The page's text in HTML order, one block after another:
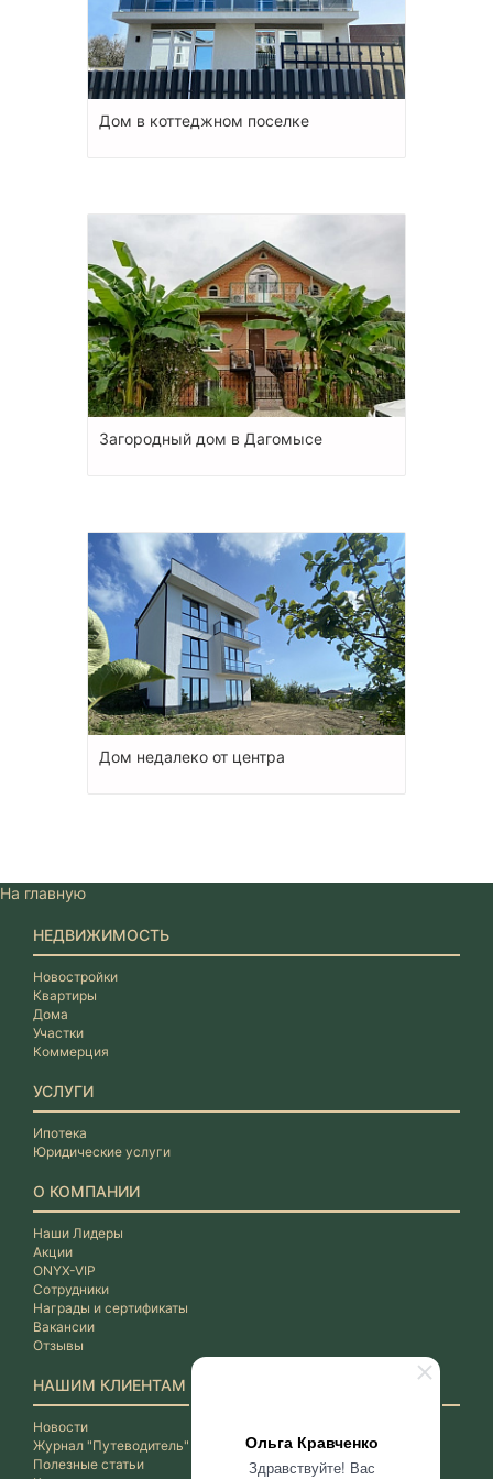
Ольга Кравченко
Здравствуйте! Вас
Дом в коттеджном поселке
Загородный дом в Дагомысе
Дом недалеко от центра
На главную
НЕДВИЖИМОСТЬ
Новостройки
Квартиры
Дома
Участки
Коммерция
УСЛУГИ
Ипотека
Юридические услуги
О КОМПАНИИ
Наши Лидеры
Акции
ONYX-VIP
Сотрудники
Награды и сертификаты
Вакансии
Отзывы
НАШИМ КЛИЕНТАМ
Новости
Журнал "Путеводитель"
Полезные статьи